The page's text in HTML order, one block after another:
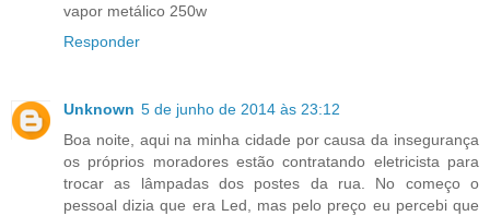
vapor metálico 250w
Responder
Unknown 5 de junho de 2014 às 23:12
Boa noite, aqui na minha cidade por causa da insegurança
os próprios moradores estão contratando eletricista para
trocar as lâmpadas dos postes da rua. No começo o
pessoal dizia que era Led, mas pelo preço eu percebi que